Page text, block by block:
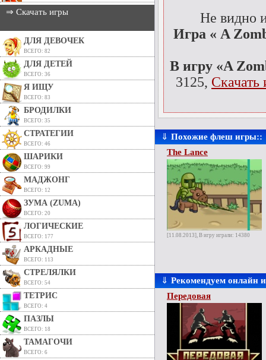
⇒ Скачать игры
ДЛЯ ДЕВОЧЕК
ВСЕГО: 82
ДЛЯ ДЕТЕЙ
ВСЕГО: 36
Я ИЩУ
ВСЕГО: 83
БРОДИЛКИ
ВСЕГО: 35
СТРАТЕГИИ
ВСЕГО: 46
ШАРИКИ
ВСЕГО: 99
МАДЖОНГ
ВСЕГО: 12
ЗУМА (ZUMA)
ВСЕГО: 20
ЛОГИЧЕСКИЕ
ВСЕГО: 177
АРКАДНЫЕ
ВСЕГО: 113
СТРЕЛЯЛКИ
ВСЕГО: 54
ТЕТРИС
ВСЕГО: 4
ПАЗЛЫ
ВСЕГО: 18
ТАМАГОЧИ
ВСЕГО: 6
Не видно
Игра « A
В игру «A
3125, Скачать
⇓ Похожие флеш игры::
The Lance
[11.08.2013], В игру играли: 14380
⇓ Рекомендуем онлайн
Передовая